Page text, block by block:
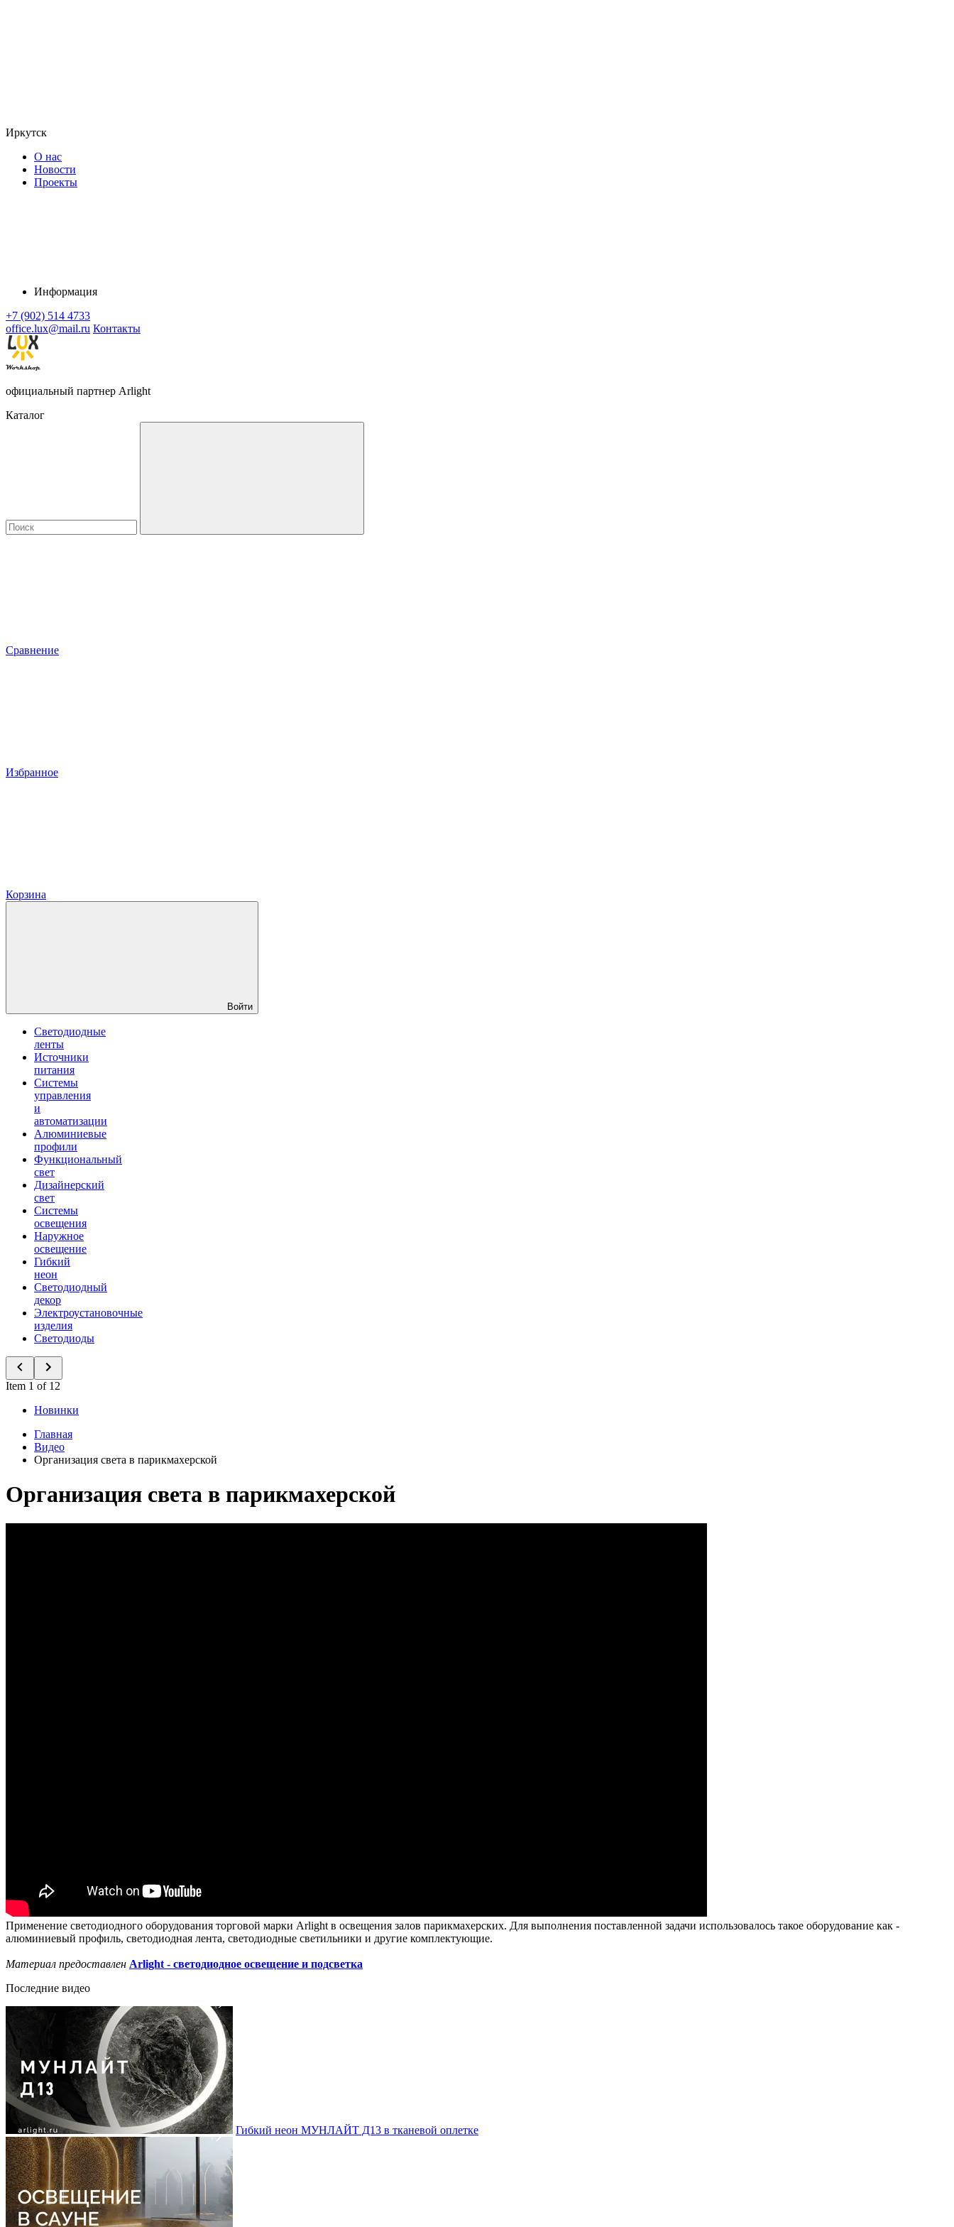
Иркутск
О нас
Новости
Проекты
Информация
+7 (902) 514 4733
office.lux@mail.ru Контакты
официальный партнер Arlight
Каталог
Сравнение
Избранное
Корзина
Войти
Светодиодные
ленты
Источники
питания
Системы
управления
и
автоматизации
Алюминиевые
профили
Функциональный
свет
Дизайнерский
свет
Системы
освещения
Наружное
освещение
Гибкий
неон
Светодиодный
декор
Электроустановочные
изделия
Светодиоды
Item 1 of 12
Новинки
Главная
Видео
Организация света в парикмахерской
Организация света в парикмахерской
Применение светодиодного оборудования торговой марки Arlight в освещения залов парикмахерских. Для выполнения поставленной задачи использовалось такое оборудование как -
алюминиевый профиль, светодиодная лента, светодиодные светильники и другие комплектующие.
Материал предоставлен Arlight - светодиодное освещение и подсветка
Последние видео
Гибкий неон МУНЛАЙТ Д13 в тканевой оплетке